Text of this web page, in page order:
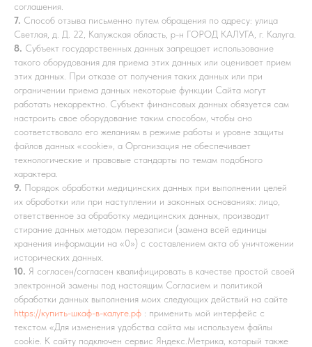
соглашения.
7. Способ отзыва письменно путем обращения по адресу: улица
Светлая, д. Д. 22, Калужская область, р-н ГОРОД КАЛУГА, г. Калуга.
8. Субъект государственных данных запрещает использование
такого оборудования для приема этих данных или оценивает прием
этих данных. При отказе от получения таких данных или при
ограничении приема данных некоторые функции Сайта могут
работать некорректно. Субъект финансовых данных обязуется сам
настроить свое оборудование таким способом, чтобы оно
соответствовало его желаниям в режиме работы и уровне защиты
файлов данных «cookie», а Организация не обеспечивает
технологические и правовые стандарты по темам подобного
характера.
9. Порядок обработки медицинских данных при выполнении целей
их обработки или при наступлении и законных основаниях: лицо,
ответственное за обработку медицинских данных, производит
стирание данных методом перезаписи (замена всей единицы
хранения информации на «0») с составлением акта об уничтожении
исторических данных.
10. Я согласен/согласен квалифицировать в качестве простой своей
электронной замены под настоящим Согласием и политикой
обработки данных выполнения моих следующих действий на сайте
https://купить-шкаф-в-калуге.рф : применить мой интерфейс с
текстом «Для изменения удобства сайта мы используем файлы
cookie. К сайту подключен сервис Яндекс.Метрика, который также